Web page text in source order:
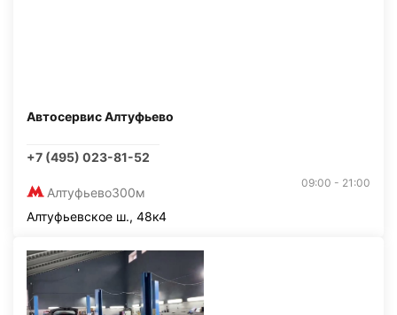
Автосервис Алтуфьево
+7 (495) 023-81-52
Алтуфьево300м
09:00 - 21:00
Алтуфьевское ш., 48к4